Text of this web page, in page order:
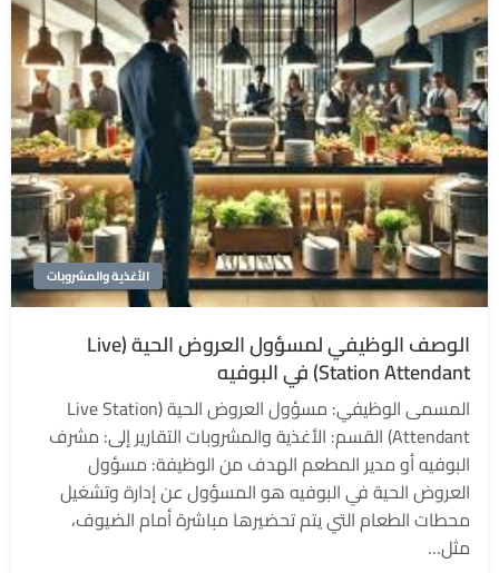
الأغذية والمشروبات
الوصف الوظيفي لمسؤول العروض الحية (Live
Station Attendant) في البوفيه
المسمى الوظيفي: مسؤول العروض الحية (Live Station
Attendant) القسم: الأغذية والمشروبات التقارير إلى: مشرف
البوفيه أو مدير المطعم الهدف من الوظيفة: مسؤول
العروض الحية في البوفيه هو المسؤول عن إدارة وتشغيل
محطات الطعام التي يتم تحضيرها مباشرة أمام الضيوف،
مثل…